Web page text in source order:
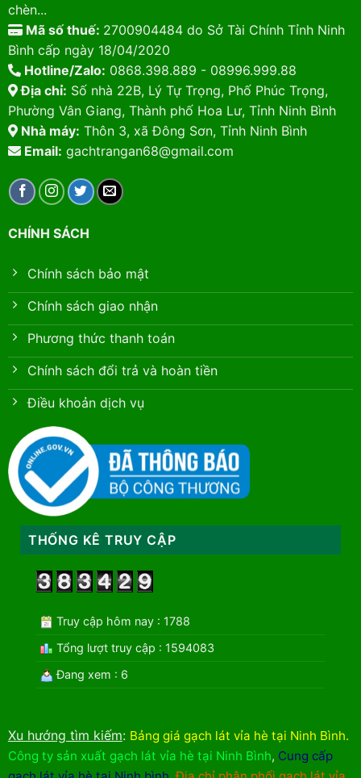
chèn...
Mã số thuế: 2700904484 do Sở Tài Chính Tỉnh Ninh
Bình cấp ngày 18/04/2020
Hotline/Zalo: 0868.398.889 - 08996.999.88
Địa chỉ: Số nhà 22B, Lý Tự Trọng, Phố Phúc Trọng,
Phường Vân Giang, Thành phố Hoa Lư, Tỉnh Ninh Bình
Nhà máy: Thôn 3, xã Đông Sơn, Tỉnh Ninh Bình
Email: gachtrangan68@gmail.com
CHÍNH SÁCH
Chính sách bảo mật
Chính sách giao nhận
Phương thức thanh toán
Chính sách đổi trả và hoàn tiền
Điều khoản dịch vụ
THỐNG KÊ TRUY CẬP
Truy cập hôm nay : 1788
Tổng lượt truy cập : 1594083
Đang xem : 6
Xu hướng tìm kiếm: Bảng giá gạch lát vỉa hè tại Ninh Bình.
Công ty sản xuất gạch lát vỉa hè tại Ninh Bình, Cung cấp